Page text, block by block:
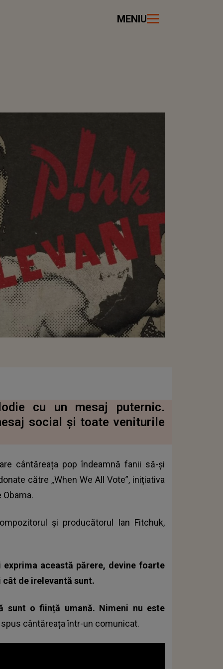
MENIU
cu un mesaj puternic.
social și toate veniturile
cântăreața pop îndeamnă fanii să-și
către „When We All Vote”, inițiativa
și producătorul Ian Fitchuk,
această părere, devine foarte
de irelevantă sunt.
sunt o ființă umană. Nimeni nu este
spus cântăreața într-un comunicat.